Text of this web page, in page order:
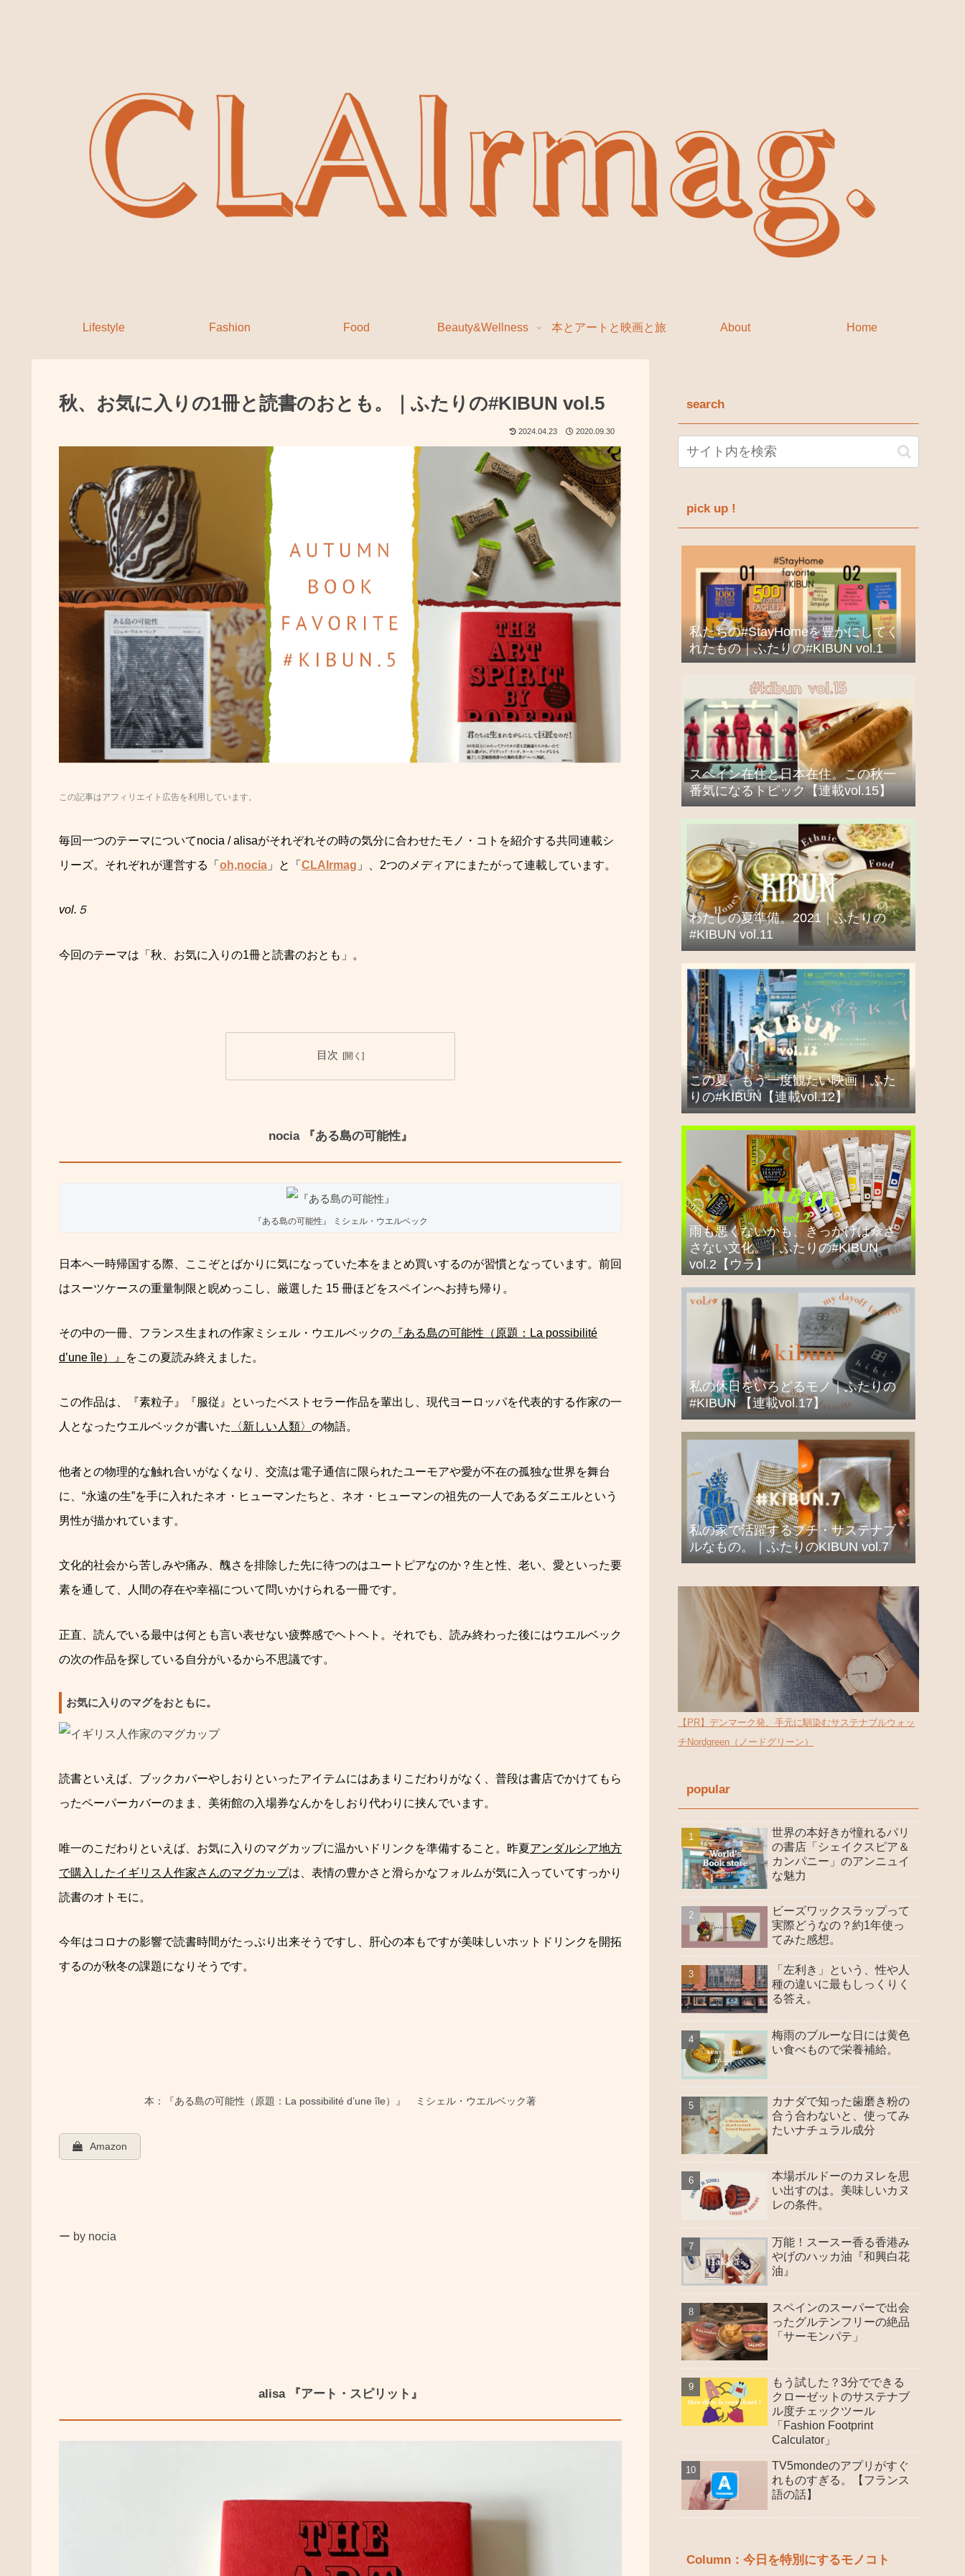
Lifestyle Fashion Food Beauty&Wellness 本とアートと映画と旅 About Home
秋、お気に入りの1冊と読書のおとも。｜ふたりの#KIBUN vol.5
2024.04.23 2020.09.30
この記事はアフィリエイト広告を利用しています。
毎回一つのテーマについてnocia / alisaがそれぞれその時の気分に合わせたモノ・コトを紹介する共同連載シ
リーズ。それぞれが運営する「 oh,nocia 」と「 CLAIrmag 」、2つのメディアにまたがって連載しています。
vol.５
今回のテーマは「秋、お気に入りの1冊と読書のおとも」。
目次
nocia 『ある島の可能性』
『ある島の可能性』 ミシェル・ウエルベック
日本へ一時帰国する際、ここぞとばかりに気になっていた本をまとめ買いするのが習慣となっています。前回
はスーツケースの重量制限と睨めっこし、厳選した 15 冊ほどをスペインへお持ち帰り。
その中の一冊、フランス生まれの作家ミシェル・ウエルベックの 『ある島の可能性（原題：La possibilité
d’une île）』
をこの夏読み終えました。
この作品は、『素粒子』『服従』といったベストセラー作品を輩出し、現代ヨーロッパを代表的する作家の一
人となったウエルベックが書いた
〈新しい人類〉 の物語。
他者との物理的な触れ合いがなくなり、交流は電子通信に限られたユーモアや愛が不在の孤独な世界を舞台
に、“永遠の生”を手に入れたネオ・ヒューマンたちと、ネオ・ヒューマンの祖先の一人であるダニエルという
男性が描かれています。
文化的社会から苦しみや痛み、醜さを排除した先に待つのはユートピアなのか？生と性、老い、愛といった要
素を通して、人間の存在や幸福について問いかけられる一冊です。
正直、 読んでいる最中は何とも言い表せない疲弊感でヘトヘト。それでも、読み終わった後にはウエルベック
の次の作品を探している自分がいるから不思議です。
お気に入りのマグをおともに。
読書といえば、ブックカバーやしおりといったアイテムにはあまりこだわりがなく、普段は書店でかけてもら
ったペーパーカバーのまま、美術館の入場券なんかをしおり代わりに挟んでいます。
唯一のこだわりといえば、お気に入りのマグカップに温かいドリンクを準備すること。昨夏アンダルシア地方
で購入したイギリス人作家さんのマグカップは、表情の豊かさと滑らかなフォルムが気に入っていてすっかり
読書のオトモに。
今年はコロナの影響で読書時間がたっぷり出来そうですし、肝心の本もですが美味しいホットドリンクを開拓
するのが秋冬の課題になりそうです。
本：『ある島の可能性（原題：La possibilité d’une île）』 ミシェル・ウエルベック著
Amazon
ー by nocia
alisa 『アート・スピリット』
search
pick up !
私たちの#StayHomeを豊かにしてく
れたもの｜ふたりの#KIBUN vol.1
スペイン在住と日本在住。この秋一
番気になるトピック【連載vol.15】
わたしの夏準備。2021｜ふたりの
#KIBUN vol.11
この夏、もう一度観たい映画｜ふた
りの#KIBUN【連載vol.12】
雨も悪くないかも、きっかけは傘さ
さない文化。｜ふたりの#KIBUN
vol.2【ウラ】
私の休日をいろどるモノ｜ふたりの
#KIBUN 【連載vol.17】
私の家で活躍するプチ・サステナブ
ルなもの。｜ふたりのKIBUN vol.7
【PR】デンマーク発、手元に馴染むサステナブルウォッ
チNordgreen（ノードグリーン）
popular
世界の本好きが憧れるパリ
の書店「シェイクスピア＆
カンパニー」のアンニュイ
な魅力
ビーズワックスラップって
実際どうなの？約1年使っ
てみた感想。
「左利き」という、性や人
種の違いに最もしっくりく
る答え。
梅雨のブルーな日には黄色
い食べもので栄養補給。
カナダで知った歯磨き粉の
合う合わないと、使ってみ
たいナチュラル成分
本場ボルドーのカヌレを思
い出すのは。美味しいカヌ
レの条件。
万能！スースー香る香港み
やげのハッカ油『和興白花
油』
スペインのスーパーで出会
ったグルテンフリーの絶品
「サーモンパテ」
もう試した？3分でできる
クローゼットのサステナブ
ル度チェックツール
「Fashion Footprint
Calculator」
TV5mondeのアプリがすぐ
れものすぎる。【フランス
語の話】
Column：今日を特別にするモノコト